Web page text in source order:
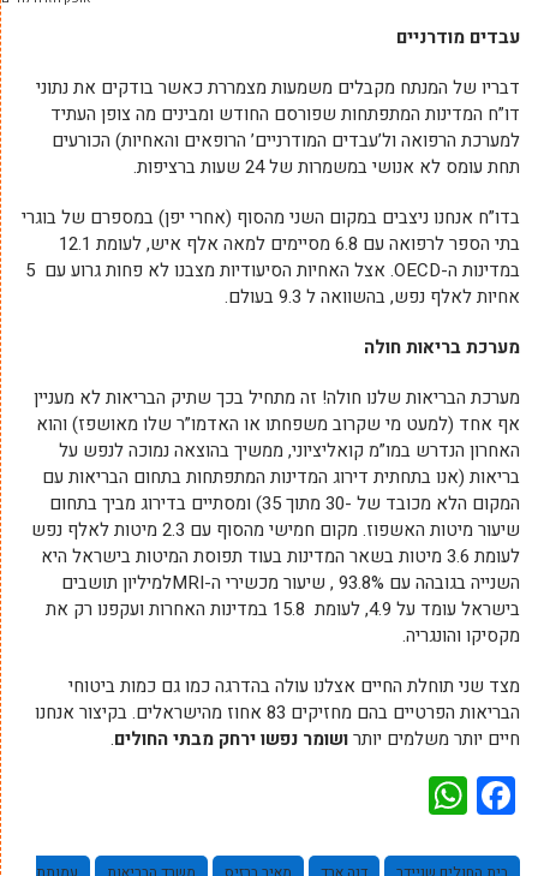
עבדים מודרניים
דבריו של המנתח מקבלים משמעות מצמררת כאשר בודקים את נתוני
דו”ח המדינות המתפתחות שפורסם החודש ומבינים מה צופן העתיד
למערכת הרפואה ול’עבדים המודרניים’ הרופאים והאחיות) הכורעים
תחת עומס לא אנושי במשמרות של 24 שעות ברציפות.
בדו”ח אנחנו ניצבים במקום השני מהסוף (אחרי יפן) במספרם של בוגרי
בתי הספר לרפואה עם 6.8 מסיימים למאה אלף איש, לעומת 12.1
במדינות ה-OECD. אצל האחיות הסיעודיות מצבנו לא פחות גרוע עם 5
אחיות לאלף נפש, בהשוואה ל 9.3 בעולם.
מערכת בריאות חולה
מערכת הבריאות שלנו חולה! זה מתחיל בכך שתיק הבריאות לא מעניין
אף אחד (למעט מי שקרוב משפחתו או האדמו”ר שלו מאושפז) והוא
האחרון הנדרש במו”מ קואליציוני, ממשיך בהוצאה נמוכה לנפש על
בריאות (אנו בתחתית דירוג המדינות המתפתחות בתחום הבריאות עם
המקום הלא מכובד של -30 מתוך 35) ומסתיים בדירוג מביך בתחום
שיעור מיטות האשפוז. מקום חמישי מהסוף עם 2.3 מיטות לאלף נפש
לעומת 3.6 מיטות בשאר המדינות בעוד תפוסת המיטות בישראל היא
השנייה בגובהה עם 93.8% , שיעור מכשירי ה-MRIלמיליון תושבים
בישראל עומד על 4.9, לעומת 15.8 במדינות האחרות ועקפנו רק את
מקסיקו והונגריה.
מצד שני תוחלת החיים אצלנו עולה בהדרגה כמו גם כמות ביטוחי
הבריאות הפרטיים בהם מחזיקים 83 אחוז מהישראלים. בקיצור אנחנו
חיים יותר משלמים יותרושומר נפשו ירחק מבתי החולים.
Facebook